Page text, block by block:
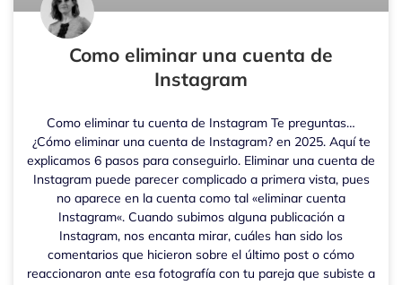
Como eliminar una cuenta de
Instagram
Como eliminar tu cuenta de Instagram Te preguntas…
¿Cómo eliminar una cuenta de Instagram? en 2025. Aquí te
explicamos 6 pasos para conseguirlo. Eliminar una cuenta de
Instagram puede parecer complicado a primera vista, pues
no aparece en la cuenta como tal «eliminar cuenta
Instagram«. Cuando subimos alguna publicación a
Instagram, nos encanta mirar, cuáles han sido los
comentarios que hicieron sobre el último post o cómo
reaccionaron ante esa fotografía con tu pareja que subiste a